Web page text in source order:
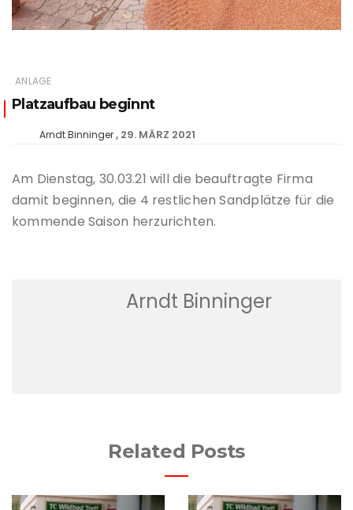
ANLAGE
Platzaufbau beginnt
Arndt Binninger 29. MÄRZ 2021
Am Dienstag, 30.03.21 will die beauftragte Firma
damit beginnen, die 4 restlichen Sandplätze für die
kommende Saison herzurichten.
Arndt Binninger
Related Posts